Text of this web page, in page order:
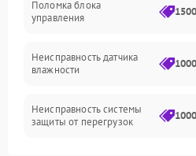
Датчики
Поломка блока
управления
Неисправность датчика
влажности
Неисправность системы
защиты от перегрузок